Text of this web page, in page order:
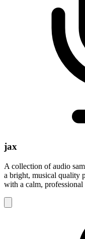
jax
A collection of audio
a bright, musical quality
with a calm,